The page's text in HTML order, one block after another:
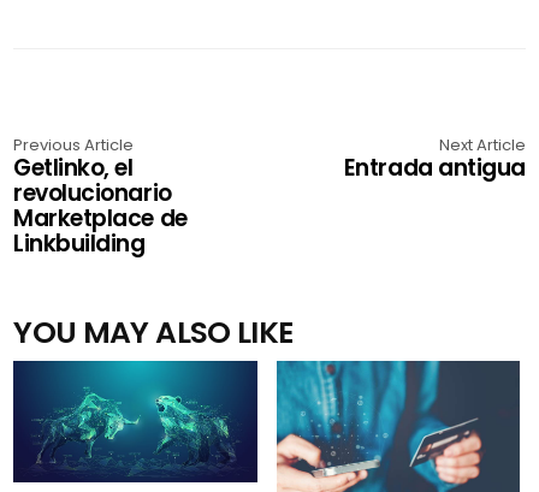
Previous Article
Getlinko, el
revolucionario
Marketplace de
Linkbuilding
Next Article
Entrada antigua
YOU MAY ALSO LIKE